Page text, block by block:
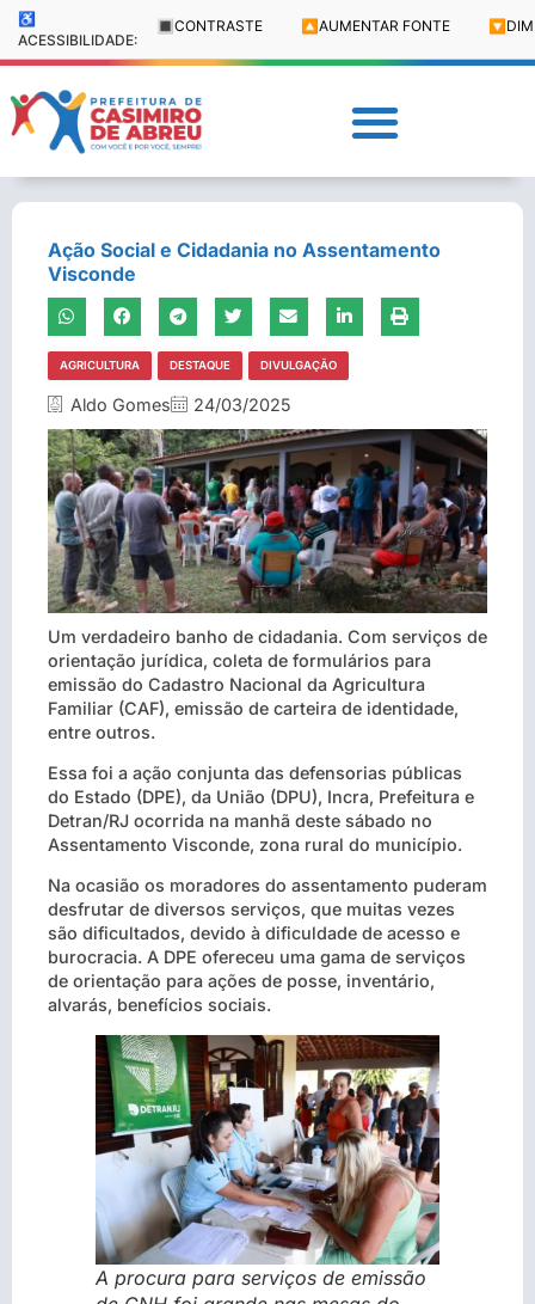
♿
ACESSIBILIDADE:
🔳 CONTRASTE 🔼 AUMENTAR FONTE 🔽
Ação Social e Cidadania no Assentamento
Visconde
AGRICULTURA DESTAQUE DIVULGAÇÃO
Aldo Gomes 24/03/2025
Um verdadeiro banho de cidadania. Com serviços de
orientação jurídica, coleta de formulários para
emissão do Cadastro Nacional da Agricultura
Familiar (CAF), emissão de carteira de identidade,
entre outros.
Essa foi a ação conjunta das defensorias públicas
do Estado (DPE), da União (DPU), Incra, Prefeitura e
Detran/RJ ocorrida na manhã deste sábado no
Assentamento Visconde, zona rural do município.
Na ocasião os moradores do assentamento puderam
desfrutar de diversos serviços, que muitas vezes
são dificultados, devido à dificuldade de acesso e
burocracia. A DPE ofereceu uma gama de serviços
de orientação para ações de posse, inventário,
alvarás, benefícios sociais.
A procura para serviços de emissão